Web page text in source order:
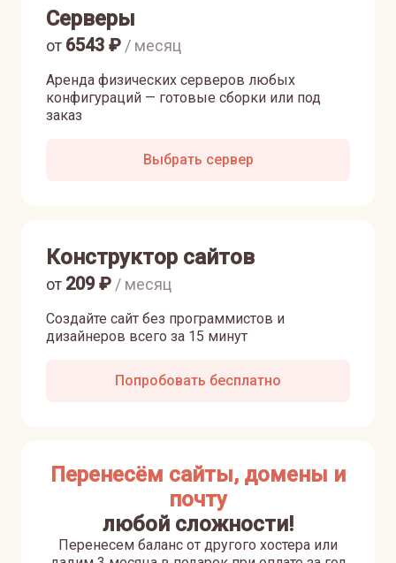
Серверы
Аренда физических серверов любых
конфигураций — готовые сборки или под
заказ
от 6543 ₽ / месяц
Выбрать сервер
Конструктор сайтов
Создайте сайт без программистов и
дизайнеров всего за 15 минут
от 209₽ / месяц
Попробовать бесплатно
Перенесём сайты, домены и
почту
любой сложности!
Перенесем баланс от другого хостера или